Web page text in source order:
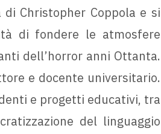
Christopher Coppola e si
di fondere le atmosfere
dell’horror anni Ottanta.
e docente universitario.
e progetti educativi, tra
del linguaggio